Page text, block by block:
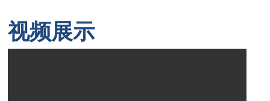
视频展示